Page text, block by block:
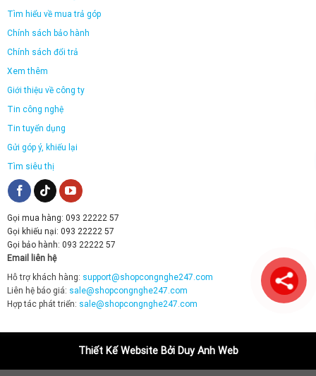
Tìm hiểu về mua trả góp
Chính sách bảo hành
Chính sách đổi trả
Xem thêm
Giới thiệu về công ty
Tin công nghệ
Tin tuyển dụng
Gửi góp ý, khiếu lại
Tìm siêu thị
Gọi mua hàng: 093 22222 57
Gọi khiếu nại: 093 22222 57
Gọi bảo hành: 093 22222 57
Email liên hệ
Hỗ trợ khách hàng: support@shopcongnghe247.com
Liên hệ báo giá: sale@shopcongnghe247.com
Hợp tác phát triển: sale@shopcongnghe247.com
Thiết Kế Website Bởi Duy Anh Web